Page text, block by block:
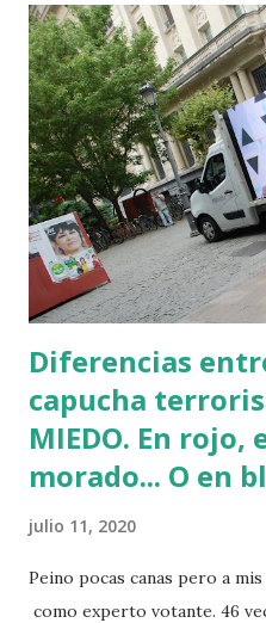
VOX que había en el
electoral, nadie sabía si la
cuándo llegaría para votar.
como al "guardaespaldas"
contento de estar
ultraderecha que tiene como
machismo, la LGTBI+fobia,
Tauromaquia y la Caza. LA
ánimos de algún reportero
Diferencias
capucha
MIEDO. En rojo,
morado... O en
julio 11, 2020
Peino pocas canas pero a
como experto votante. 46